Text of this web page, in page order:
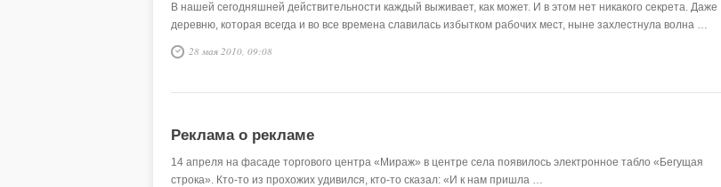
В нашей сегодняшней действительности каждый выживает, как может. И в этом нет никакого секрета. Даже
деревню, которая всегда и во все времена славилась избытком рабочих мест, ныне захлестнула волна …
28 мая 2010, 09:08
Реклама о рекламе
14 апреля на фасаде торгового центра «Мираж» в центре села появилось электронное табло «Бегущая
строка». Кто-то из прохожих удивился, кто-то сказал: «И к нам пришла …